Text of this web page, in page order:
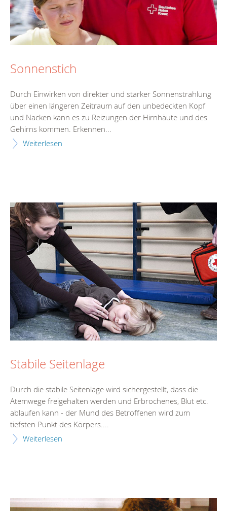
Sonnenstich
Durch Einwirken von direkter und starker Sonnenstrahlung
über einen längeren Zeitraum auf den unbedeckten Kopf
und Nacken kann es zu Reizungen der Hirnhäute und des
Gehirns kommen. Erkennen...
Weiterlesen
Stabile Seitenlage
Durch die stabile Seitenlage wird sichergestellt, dass die
Atemwege freigehalten werden und Erbrochenes, Blut etc.
ablaufen kann - der Mund des Betroffenen wird zum
tiefsten Punkt des Körpers....
Weiterlesen